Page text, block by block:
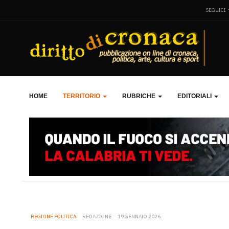
SEGUICI
HOME TERRITORIO RUBRICHE EDITORIALI
REGIONE POLITICA REDAZIONE 19 GENNAIO 2026